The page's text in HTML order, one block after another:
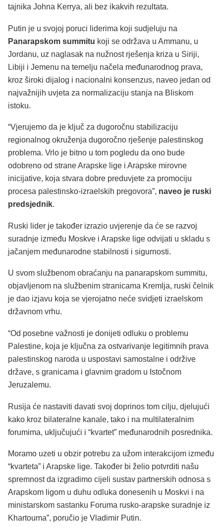
tajnika Johna Kerrya, ali bez ikakvih rezultata.
Putin je u svojoj poruci liderima koji sudjeluju na
Panarapskom summitu koji se održava u Ammanu, u
Jordanu, uz naglasak na nužnost rješenja kriza u Siriji,
Libiji i Jemenu na temelju načela međunarodnog prava,
kroz široki dijalog i nacionalni konsenzus, naveo jedan od
najvažnijih uvjeta za normalizaciju stanja na Bliskom
istoku.
“Vjerujemo da je ključ za dugoročnu stabilizaciju
regionalnog okruženja dugoročno rješenje palestinskog
problema. Vrlo je bitno u tom pogledu da ono bude
odobreno od strane Arapske lige i Arapske mirovne
inicijative, koja stvara dobre preduvjete za promociju
procesa palestinsko-izraelskih pregovora”, naveo je ruski
predsjednik.
Ruski lider je također izrazio uvjerenje da će se razvoj
suradnje između Moskve i Arapske lige odvijati u skladu s
jačanjem međunarodne stabilnosti i sigurnosti.
U svom službenom obraćanju na panarapskom summitu,
objavljenom na službenim stranicama Kremlja, ruski čelnik
je dao izjavu koja se vjerojatno neće svidjeti izraelskom
državnom vrhu.
“Od posebne važnosti je donijeti odluku o problemu
Palestine, koja je ključna za ostvarivanje legitimnih prava
palestinskog naroda u uspostavi samostalne i održive
države, s granicama i glavnim gradom u Istočnom
Jeruzalemu.
Rusija će nastaviti davati svoj doprinos tom cilju, djelujući
kako kroz bilateralne kanale, tako i na multilateralnim
forumima, uključujući i “kvartet” međunarodnih posrednika.
Moramo uzeti u obzir potrebu za užom interakcijom između
“kvarteta” i Arapske lige. Također bi želio potvrditi našu
spremnost da izgradimo cijeli sustav partnerskih odnosa s
Arapskom ligom u duhu odluka donesenih u Moskvi i na
ministarskom sastanku Foruma rusko-arapske suradnje iz
Khartouma”, poručio je Vladimir Putin.